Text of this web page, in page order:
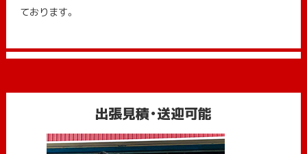
ております。
出張見積・送迎可能